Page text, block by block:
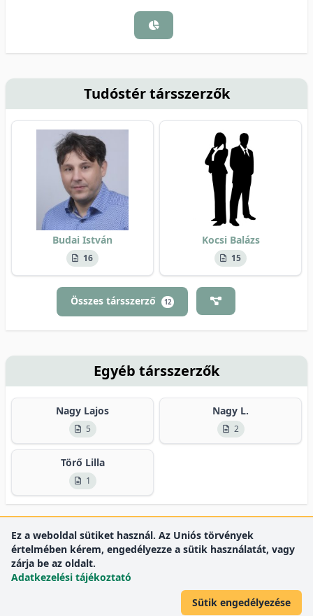
Tudóstér társszerzők
Budai István
16
Kocsi Balázs
15
Összes társszerző 12
Egyéb társszerzők
Nagy Lajos
5
Nagy L.
2
Törő Lilla
1
Ez a weboldal sütiket használ. Az Uniós törvények
értelmében kérem, engedélyezze a sütik használatát, vagy
zárja be az oldalt.
Adatkezelési tájékoztató
Sütik engedélyezése